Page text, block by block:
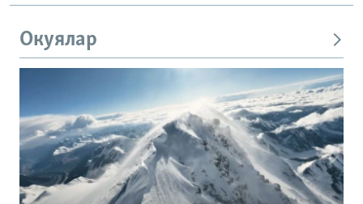
Окуялар